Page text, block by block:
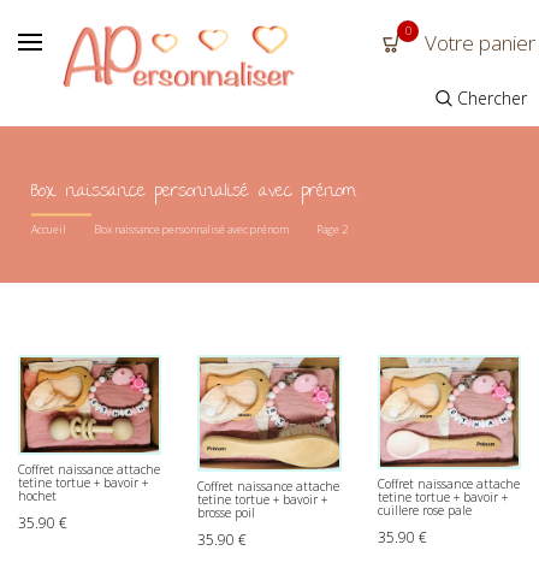
0 Votre panier
Chercher
Box naissance personnalisé avec prénom
Accueil Box naissance personnalisé avec prénom Page 2
Coffret naissance attache
tetine tortue + bavoir +
hochet
35.90 €
Coffret naissance attache
tetine tortue + bavoir +
brosse poil
35.90€
Coffret naissance attache
tetine tortue + bavoir +
cuillere rose pale
35.90 €